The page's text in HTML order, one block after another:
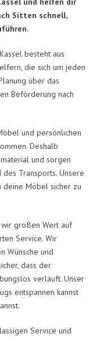
Sitten schnell,
besteht aus
die sich um jeden
über das
Beförderung nach
und persönlichen
Deshalb
und sorgen
Transports. Unsere
deine Möbel sicher zu
großen Wert auf
Service. Wir
Wünsche und
dass der
verläuft. Unser
entspannen kannst
Service und